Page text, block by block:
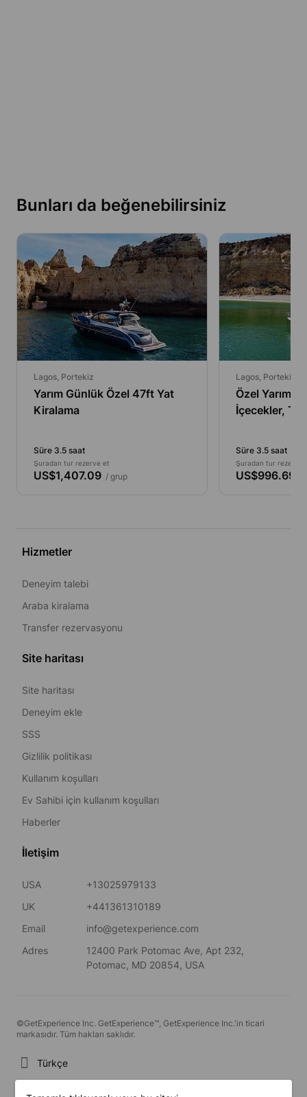
Bunları da beğenebilirsiniz
Lagos, Portekiz
Yarım Günlük Özel 47ft Yat
Kiralama
Süre 3.5 saat
Şuradan tur rezerve et
US$1,407.09 / grup
Lagos, Portekiz
Özel Yarım
İçecekler,
Süre 3.5 saat
Şuradan tur rezerve
US$996.69
Hizmetler
Deneyim talebi
Araba kiralama
Transfer rezervasyonu
Site haritası
Site haritası
Deneyim ekle
SSS
Gizlilik politikası
Kullanım koşulları
Ev Sahibi için kullanım koşulları
Haberler
İletişim
USA
+13025979133
UK
+441361310189
Email
info@getexperience.com
Adres
12400 Park Potomac Ave, Apt 232,
Potomac, MD 20854, USA
©GetExperience Inc. GetExperience™, GetExperience Inc.'in ticari
markasıdır. Tüm hakları saklıdır.
Türkçe